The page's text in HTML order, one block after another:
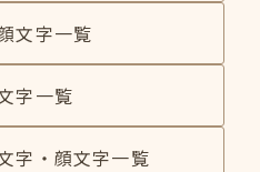
文字一覧
字一覧
字・顔文字一覧